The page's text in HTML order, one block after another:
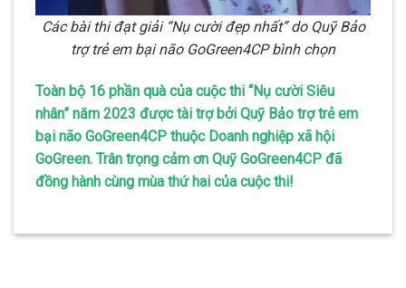
Các bài thi đạt giải “Nụ cười đẹp nhất” do Quỹ Bảo
trợ trẻ em bại não GoGreen4CP bình chọn
Toàn bộ 16 phần quà của cuộc thi “Nụ cười Siêu
nhân” năm 2023 được tài trợ bởi Quỹ Bảo trợ trẻ em
bại não GoGreen4CP thuộc Doanh nghiệp xã hội
GoGreen. Trân trọng cảm ơn Quỹ GoGreen4CP đã
đồng hành cùng mùa thứ hai của cuộc thi!